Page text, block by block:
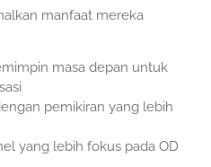
manfaat mereka
masa depan untuk
pemikiran yang lebih
yang lebih fokus pada OD